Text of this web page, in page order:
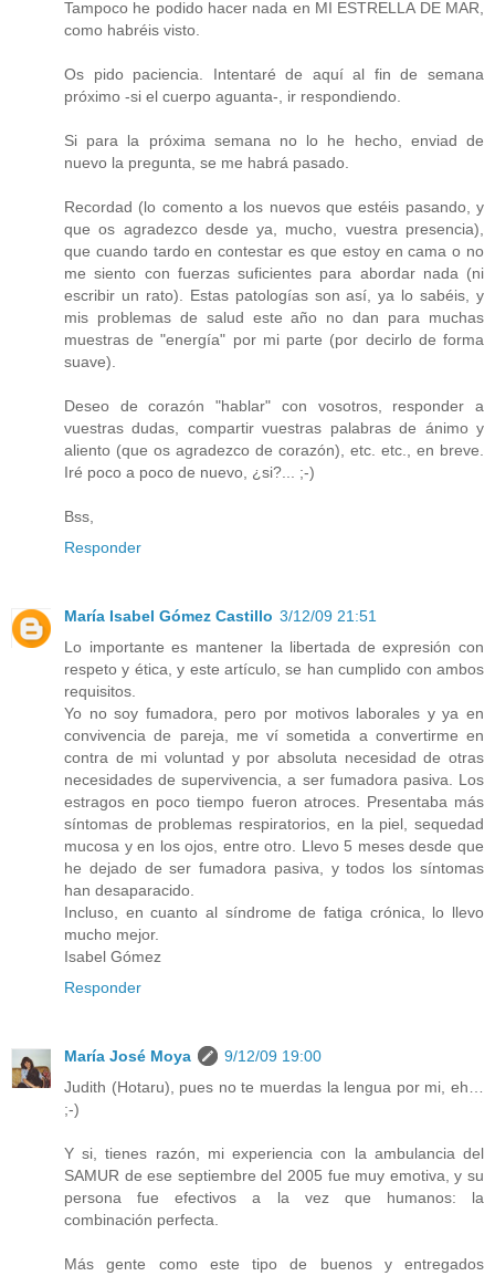
Tampoco he podido hacer nada en MI ESTRELLA DE MAR,
como habréis visto.
Os pido paciencia. Intentaré de aquí al fin de semana
próximo -si el cuerpo aguanta-, ir respondiendo.
Si para la próxima semana no lo he hecho, enviad de
nuevo la pregunta, se me habrá pasado.
Recordad (lo comento a los nuevos que estéis pasando, y
que os agradezco desde ya, mucho, vuestra presencia),
que cuando tardo en contestar es que estoy en cama o no
me siento con fuerzas suficientes para abordar nada (ni
escribir un rato). Estas patologías son así, ya lo sabéis, y
mis problemas de salud este año no dan para muchas
muestras de "energía" por mi parte (por decirlo de forma
suave).
Deseo de corazón "hablar" con vosotros, responder a
vuestras dudas, compartir vuestras palabras de ánimo y
aliento (que os agradezco de corazón), etc. etc., en breve.
Iré poco a poco de nuevo, ¿si?... ;-)
Bss,
Responder
María Isabel Gómez Castillo 3/12/09 21:51
Lo importante es mantener la libertada de expresión con
respeto y ética, y este artículo, se han cumplido con ambos
requisitos.
Yo no soy fumadora, pero por motivos laborales y ya en
convivencia de pareja, me ví sometida a convertirme en
contra de mi voluntad y por absoluta necesidad de otras
necesidades de supervivencia, a ser fumadora pasiva. Los
estragos en poco tiempo fueron atroces. Presentaba más
síntomas de problemas respiratorios, en la piel, sequedad
mucosa y en los ojos, entre otro. Llevo 5 meses desde que
he dejado de ser fumadora pasiva, y todos los síntomas
han desaparacido.
Incluso, en cuanto al síndrome de fatiga crónica, lo llevo
mucho mejor.
Isabel Gómez
Responder
María José Moya
9/12/09 19:00
Judith (Hotaru), pues no te muerdas la lengua por mi, eh…
;-)
Y si, tienes razón, mi experiencia con la ambulancia del
SAMUR de ese septiembre del 2005 fue muy emotiva, y su
persona fue efectivos a la vez que humanos: la
combinación perfecta.
Más gente como este tipo de buenos y entregados